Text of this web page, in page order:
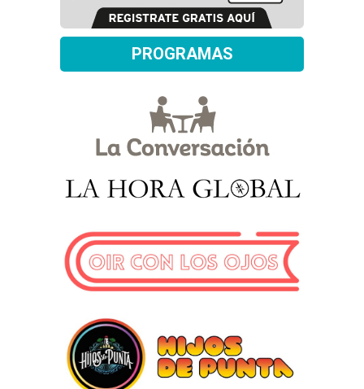
PROGRAMAS